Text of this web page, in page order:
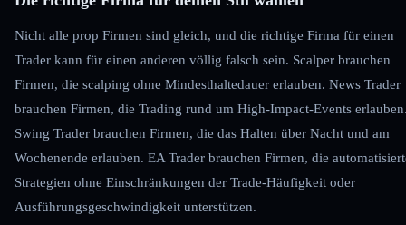
Nicht alle prop Firmen sind gleich, und die richtige Firma für einen
Trader kann für einen anderen völlig falsch sein. Scalper brauchen
Firmen, die scalping ohne Mindesthaltedauer erlauben. News Trader
brauchen Firmen, die Trading rund um High-Impact-Events
Swing Trader brauchen Firmen, die das Halten über Nacht und am
Wochenende erlauben. EA Trader brauchen Firmen, die
Strategien ohne Einschränkungen der Trade-Häufigkeit oder
Ausführungsgeschwindigkeit unterstützen.